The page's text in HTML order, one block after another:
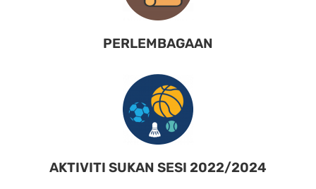
PERLEMBAGAAN
AKTIVITI SUKAN SESI 2022/2024